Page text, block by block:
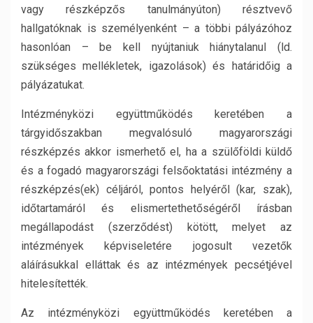
vagy részképzős tanulmányúton) résztvevő
hallgatóknak is személyenként – a többi pályázóhoz
hasonlóan – be kell nyújtaniuk hiánytalanul (ld.
szükséges mellékletek, igazolások) és határidőig a
pályázatukat.
Intézményközi együttműködés keretében a
tárgyidőszakban megvalósuló magyarországi
részképzés akkor ismerhető el, ha a szülőföldi küldő
és a fogadó magyarországi felsőoktatási intézmény a
részképzés(ek) céljáról, pontos helyéről (kar, szak),
időtartamáról és elismertethetőségéről írásban
megállapodást (szerződést) kötött, melyet az
intézmények képviseletére jogosult vezetők
aláírásukkal elláttak és az intézmények pecsétjével
hitelesítették.
Az intézményközi együttműködés keretében a